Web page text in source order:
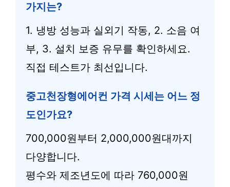
가지는?
1. 냉방 성능과 실외기 작동, 2. 소음 여
부, 3. 설치 보증 유무를 확인하세요.
직접 테스트가 최선입니다.
중고천장형에어컨 가격 시세는 어느 정
도인가요?
700,000원부터 2,000,000원대까지
다양합니다.
평수와 제조년도에 따라 760,000원